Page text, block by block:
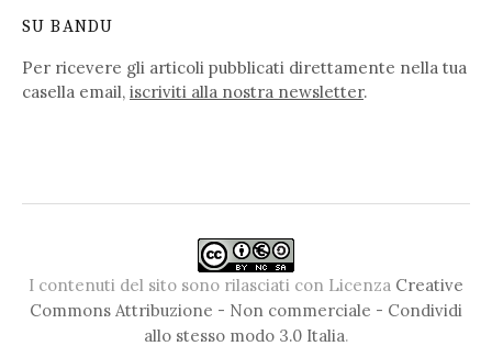
SU BANDU
Per ricevere gli articoli pubblicati direttamente nella tua
casella email, iscriviti alla nostra newsletter.
I contenuti del sito sono rilasciati con Licenza Creative
Commons Attribuzione - Non commerciale - Condividi
allo stesso modo 3.0 Italia.